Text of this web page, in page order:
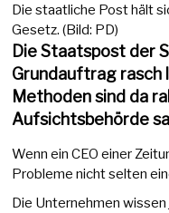
Die staatliche Post hält
Gesetz. (Bild: PD)
Die Staatspost der
Grundauftrag rasch
Methoden sind da
Aufsichtsbehörde
Wenn ein CEO einer
Probleme nicht selten
Die Unternehmen